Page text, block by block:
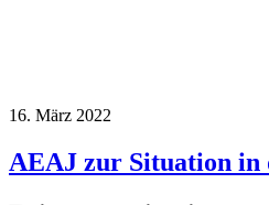
16. März 2022
AEAJ zur Situation in